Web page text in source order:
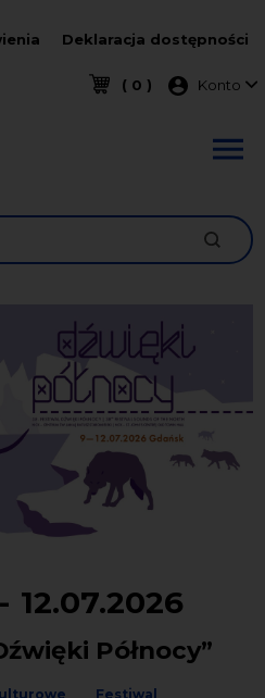
Deklaracja dostępności
( 0 ) Menu
Konto
- 12.07.2026
Północy”
Festiwal